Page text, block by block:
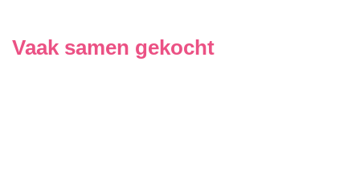
Vaak samen gekocht